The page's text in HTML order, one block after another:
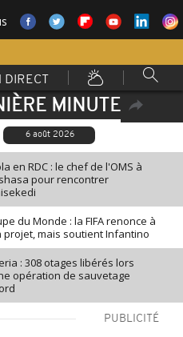
DIRECT
MINUTE
6 août 2026
en RDC : le chef de l'OMS à
pour rencontrer
du Monde : la FIFA renonce à
projet, mais soutient Infantino
: 308 otages libérés lors
opération de sauvetage
PUBLICITÉ